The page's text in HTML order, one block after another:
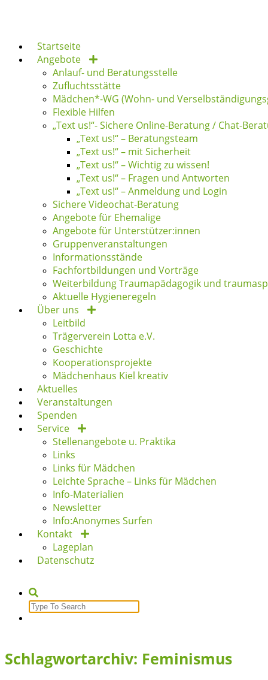
Startseite
Angebote
Anlauf- und Beratungsstelle
Zufluchtsstätte
Mädchen*-WG (Wohn- und
Flexible Hilfen
„Text us!“- Sichere Online-Beratung / Chat-
„Text us!“ – Beratungsteam
„Text us!“ – mit Sicherheit
„Text us!“ – Wichtig zu wissen!
„Text us!“ – Fragen und Antworten
„Text us!“ – Anmeldung und Login
Sichere Videochat-Beratung
Angebote für Ehemalige
Angebote für Unterstützer:innen
Gruppenveranstaltungen
Informationsstände
Fachfortbildungen und Vorträge
Weiterbildung Traumapädagogik und
Aktuelle Hygieneregeln
Über uns
Leitbild
Trägerverein Lotta e.V.
Geschichte
Kooperationsprojekte
Mädchenhaus Kiel kreativ
Aktuelles
Veranstaltungen
Spenden
Service
Stellenangebote u. Praktika
Links
Links für Mädchen
Leichte Sprache – Links für Mädchen
Info-Materialien
Newsletter
Info:Anonymes Surfen
Kontakt
Lageplan
Datenschutz
Search
for:
Schlagwortarchiv: Feminismus